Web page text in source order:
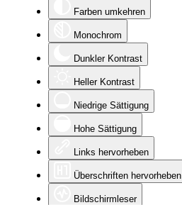
Farben umkehren
Monochrom
Dunkler Kontrast
Heller Kontrast
Niedrige Sättigung
Hohe Sättigung
Links hervorheben
Überschriften hervorheben
Bildschirmleser